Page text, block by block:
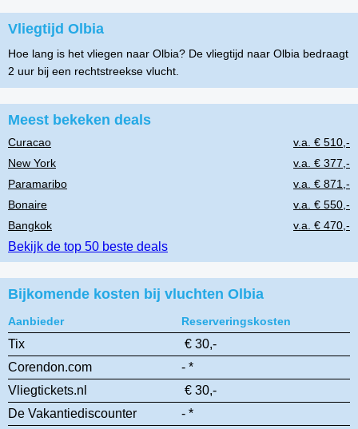
Vliegtijd Olbia
Hoe lang is het vliegen naar Olbia? De vliegtijd naar Olbia bedraagt
2 uur bij een rechtstreekse vlucht.
Meest bekeken deals
Curacao
v.a. € 510,-
New York
v.a. € 377,-
Paramaribo
v.a. € 871,-
Bonaire
v.a. € 550,-
Bangkok
v.a. € 470,-
Bekijk de top 50 beste deals
Bijkomende kosten bij vluchten Olbia
Aanbieder Reserveringskosten
Tix
€ 30,-
Corendon.com
- *
Vliegtickets.nl
€ 30,-
De Vakantiediscounter
- *